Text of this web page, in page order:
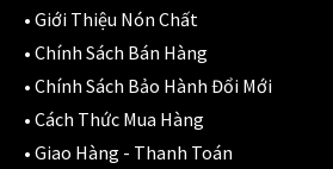
CATEGORIES
Áo Giáp
• Giới Thiệu Nón Chất
• Chính Sách Bán Hàng
• Chính Sách Bảo Hành Đổi Mới
• Cách Thức Mua Hàng
• Giao Hàng - Thanh Toán